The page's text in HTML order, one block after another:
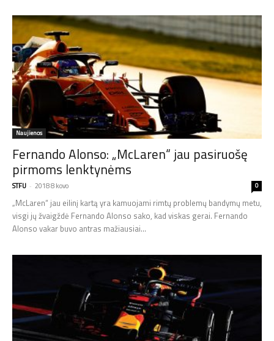
Naujienos
Fernando Alonso: „McLaren“ jau pasiruošę
pirmoms lenktynėms
STFU - 2018 8 kovo 0
„McLaren“ jau eilinį kartą yra kamuojami rimtų problemų bandymų metu,
visgi jų žvaigždė Fernando Alonso sako, kad viskas gerai. Fernando
Alonso vakar buvo antras mažiausiai...